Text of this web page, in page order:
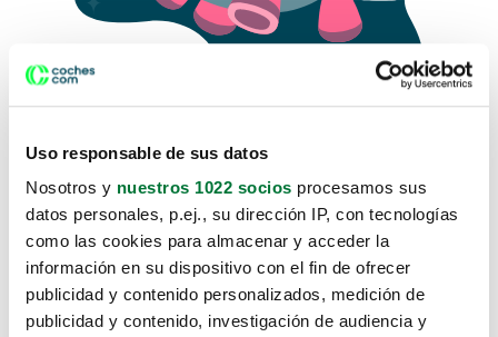
Uso responsable de sus datos
Nosotros y nuestros 1022 socios procesamos sus
datos personales, p.ej., su dirección IP, con tecnologías
como las cookies para almacenar y acceder la
información en su dispositivo con el fin de ofrecer
publicidad y contenido personalizados, medición de
publicidad y contenido, investigación de audiencia y
Lo sentimos, no sabemos como
te hemos traido hasta aquí.